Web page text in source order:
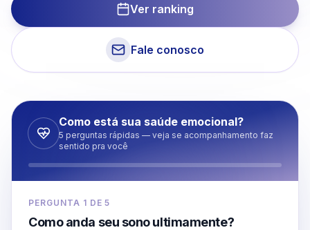
Ver ranking
Fale conosco
Como está sua saúde emocional?
5 perguntas rápidas — veja se acompanhamento faz
sentido pra você
PERGUNTA 1 DE5
Como anda seu sono ultimamente?